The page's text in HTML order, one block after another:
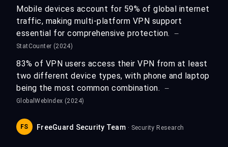
Mobile devices account for 59% of global internet
traffic, making multi-platform VPN support
essential for comprehensive protection.
—
StatCounter (2024)
83% of VPN users access their VPN from at least
two different device types, with phone and laptop
being the most common combination.
—
GlobalWebIndex (2024)
FS FreeGuard Security Team · Security Research